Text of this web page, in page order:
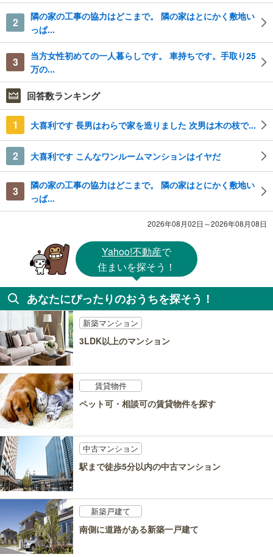
2
隣の家の工事の協力はどこまで。 隣の家はとにかく敷地い
っぱ...
3
当方女性初めての一人暮らしです。 車持ちです。手取り25
万の...
回答数ランキング
1 大喜利です 長男はわらで家を造りました 次男は木の枝で...
2 大喜利です こんなワンルームマンションはイヤだ
3
隣の家の工事の協力はどこまで。 隣の家はとにかく敷地い
っぱ...
2026年08月02日～2026年08月08日
Yahoo!不動産で
住まいを探そう！
あなたにぴったりのおうちを探そう！
新築マンション
3LDK以上のマンション
賃貸物件
ペット可・相談可の賃貸物件を探す
中古マンション
駅まで徒歩5分以内の中古マンション
新築戸建て
南側に道路がある新築一戸建て